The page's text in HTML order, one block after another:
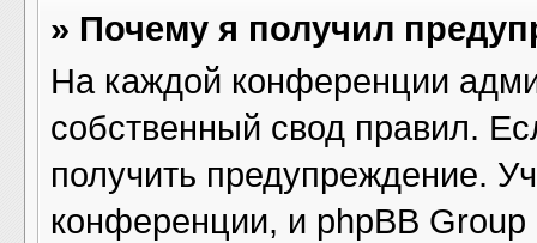
» Почему я получил
На каждой конференции
собственный свод правил.
получить предупреждение.
конференции, и phpBB Group